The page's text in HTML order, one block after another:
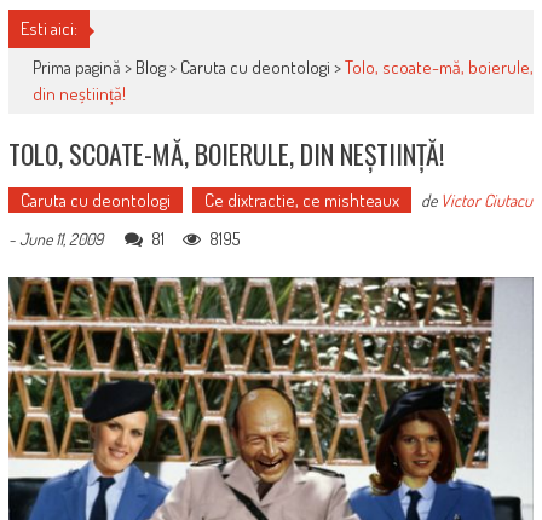
Esti aici:
Prima pagină > Blog> Caruta cu deontologi >Tolo, scoate-mă, boierule,
din neștiință!
TOLO, SCOATE-MĂ, BOIERULE, DIN NEȘTIINȚĂ!
Caruta cu deontologi Ce dixtractie, ce mishteaux de Victor Ciutacu
-June 11, 2009 81 8195